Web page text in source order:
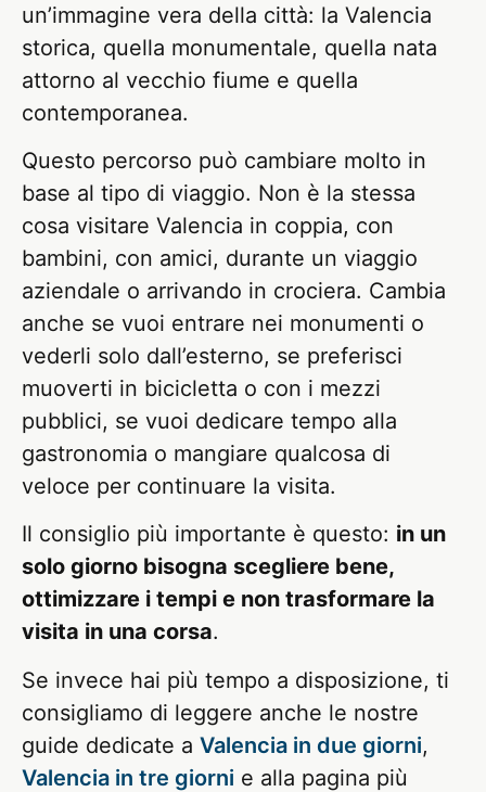
un’immagine vera della città: la Valencia
storica, quella monumentale, quella nata
attorno al vecchio fiume e quella
contemporanea.
Questo percorso può cambiare molto in
base al tipo di viaggio. Non è la stessa
cosa visitare Valencia in coppia, con
bambini, con amici, durante un viaggio
aziendale o arrivando in crociera. Cambia
anche se vuoi entrare nei monumenti o
vederli solo dall’esterno, se preferisci
muoverti in bicicletta o con i mezzi
pubblici, se vuoi dedicare tempo alla
gastronomia o mangiare qualcosa di
veloce per continuare la visita.
Il consiglio più importante è questo: in un
solo giorno bisogna scegliere bene,
ottimizzare i tempi e non trasformare la
visita in una corsa.
Se invece hai più tempo a disposizione, ti
consigliamo di leggere anche le nostre
guide dedicate a Valencia in due giorni,
Valencia in tre giorni e alla pagina più